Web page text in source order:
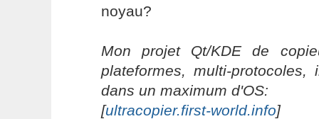
noyau?
Mon projet Qt/KDE de
plateformes, multi-protocoles,
dans un maximum d'OS:
[ultracopier.first-world.info]